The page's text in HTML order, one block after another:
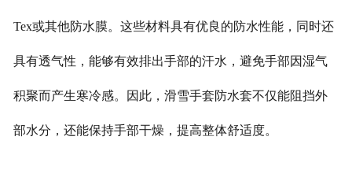
Tex或其他防水膜。这些材料具有优良的防水性能，同时还
具有透气性，能够有效排出手部的汗水，避免手部因湿气
积聚而产生寒冷感。因此，滑雪手套防水套不仅能阻挡外
部水分，还能保持手部干燥，提高整体舒适度。